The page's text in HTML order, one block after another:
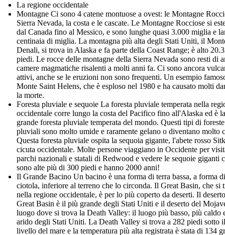
La regione occidentale
Montagne Ci sono 4 catene montuose a ovest: le Montagne
Sierra Nevada, la costa e le cascate. Le Montagne Rocciose si
dal Canada fino al Messico, e sono lunghe quasi 3.000 miglia e
centinaia di miglia. La montagna più alta degli Stati Uniti, il
Denali, si trova in Alaska e fa parte della Coast Range; è alto
piedi. Le rocce delle montagne della Sierra Nevada sono resti di
camere magmatiche risalenti a molti anni fa. Ci sono ancora
attivi, anche se le eruzioni non sono frequenti. Un esempio
Monte Saint Helens, che è esploso nel 1980 e ha causato molti
la morte.
Foresta pluviale e sequoie La foresta pluviale temperata nella
occidentale corre lungo la costa del Pacifico fino all'Alaska ed è
grande foresta pluviale temperata del mondo. Questi tipi di foreste
pluviali sono molto umide e raramente gelano o diventano molto
Questa foresta pluviale ospita la sequoia gigante, l'abete rosso
cicuta occidentale. Molte persone viaggiano in Occidente per
parchi nazionali e statali di Redwood e vedere le sequoie giganti
sono alte più di 300 piedi e hanno 2000 anni!
Il Grande Bacino Un bacino è una forma di terra bassa, a forma di
ciotola, inferiore al terreno che lo circonda. Il Great Basin, che si
nella regione occidentale, è per lo più coperto da deserti. Il
Great Basin è il più grande degli Stati Uniti e il deserto del
luogo dove si trova la Death Valley: il luogo più basso, più caldo
arido degli Stati Uniti. La Death Valley si trova a 282 piedi sotto il
livello del mare e la temperatura più alta registrata è stata di 134